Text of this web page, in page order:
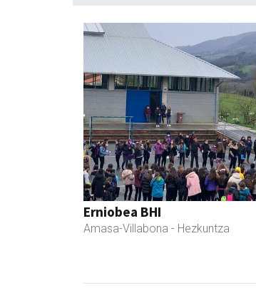
Erniobea BHI
Amasa-Villabona - Hezkuntza